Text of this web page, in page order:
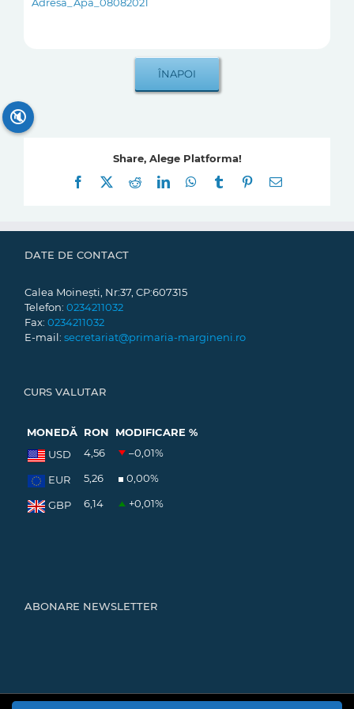
Share, Alege Platforma!
Facebook
RedditLinkedInWhatsApp
Tumblr Pinterest
E-
DATE DE CONTACT
Calea Moinești, Nr:37, CP:607315
Telefon: 0234211032
Fax: 0234211032
E-mail: secretariat@primaria-margineni.ro
CURS VALUTAR
MONEDĂ RON
MODIFICARE %
USD
4,56 –0,01%
EUR 5,26 0,00%
GBP 6,14 +0,01%
ABONARE NEWSLETTER
🔇